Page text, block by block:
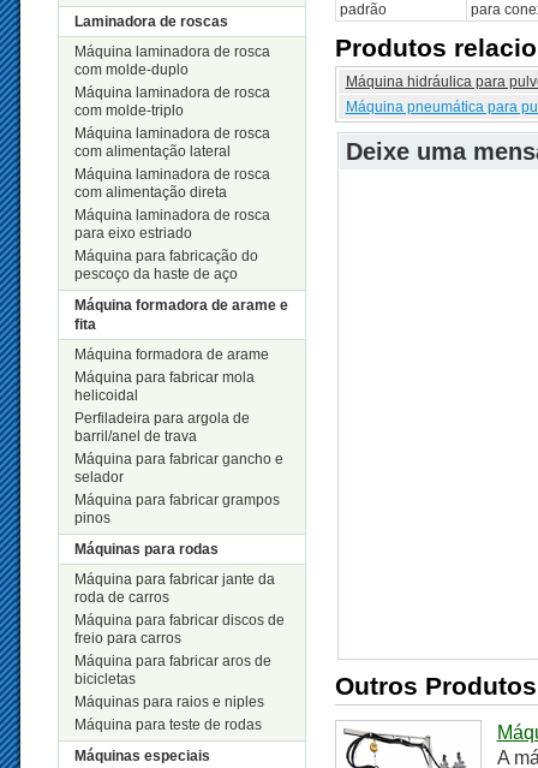
Laminadora de roscas
Máquina laminadora de rosca
com molde-duplo
Máquina laminadora de rosca
com molde-triplo
Máquina laminadora de rosca
com alimentação lateral
Máquina laminadora de rosca
com alimentação direta
Máquina laminadora de rosca
para eixo estriado
Máquina para fabricação do
pescoço da haste de aço
Máquina formadora de arame e
fita
Máquina formadora de arame
Máquina para fabricar mola
helicoidal
Perfiladeira para argola de
barril/anel de trava
Máquina para fabricar gancho e
selador
Máquina para fabricar grampos
pinos
Máquinas para rodas
Máquina para fabricar jante da
roda de carros
Máquina para fabricar discos de
freio para carros
Máquina para fabricar aros de
bicicletas
Máquinas para raios e niples
Máquina para teste de rodas
Máquinas especiais
padrão
para
Produtos
Máquina hidráulica para
Máquina pneumática para
Deixe uma
Outros Produtos
A